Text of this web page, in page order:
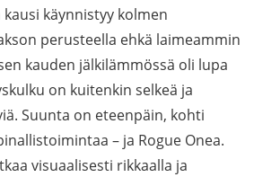
käynnistyy kolmen
perusteella ehkä laimeammin
kauden jälkilämmössä oli lupa
on kuitenkin selkeä ja
Suunta on eteenpäin, kohti
– ja Rogue Onea.
visuaalisesti rikkaalla ja